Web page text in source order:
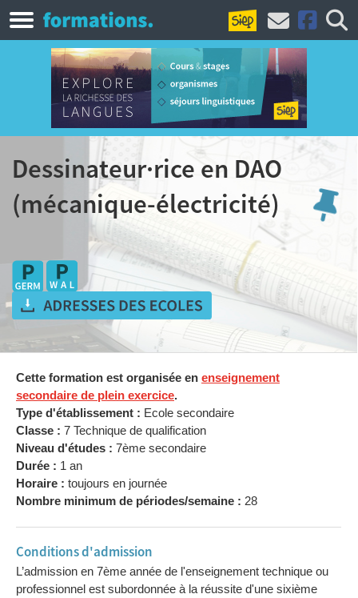
Dessinateur·rice en DAO
(mécanique-électricité)
Cette formation est organisée en enseignement
secondaire de plein exercice.
Type d'établissement : Ecole secondaire
Classe : 7 Technique de qualification
Niveau d'études : 7ème secondaire
Durée : 1 an
Horaire : toujours en journée
Nombre minimum de périodes/semaine : 28
Conditions d'admission
L’admission en 7ème année de l'enseignement technique ou
professionnel est subordonnée à la réussite d'une sixième